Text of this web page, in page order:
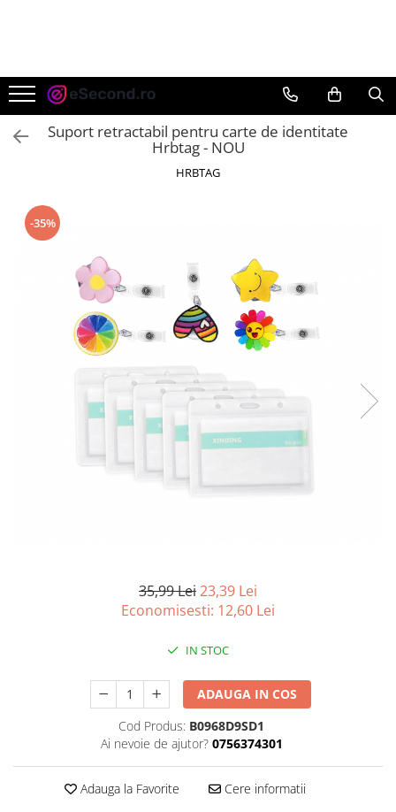
Auto Moto
Accesorii Auto
Anvelope & Jante
Electronice Auto
Intretinere & Cosmetica auto
Reparatii si echipamente auto
Trotinete electrice
Casa, Gradina & Bricolaj
Accesorii usi
Bucatarie & Servire
Curatenie si intretinere
Hobby-uri creative
Mobila gradina & terasa
Scule electrice si unelte
Silicon, spume si solutii tehnice
Sisteme Incalzire
Textile si covoare
Suport retractabil pentru carte de identitate
Hrbtag - NOU
HRBTAG
-35%
35,99 Lei23,39 Lei
Economisesti: 12,60 Lei
IN STOC
ADAUGA IN COS
Cod Produs: B0968D9SD1
Ai nevoie de ajutor? 0756374301
Adauga la Favorite Cere informatii